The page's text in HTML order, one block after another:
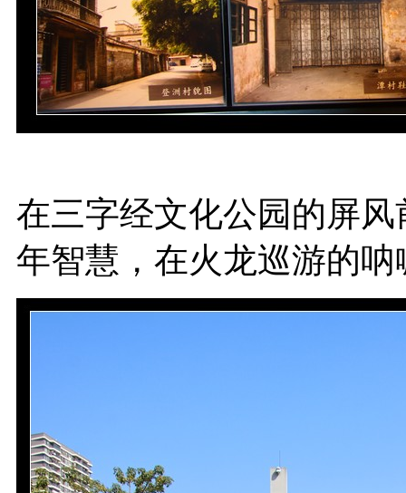
在三字经文化公园的屏
年智慧，在火龙巡游的